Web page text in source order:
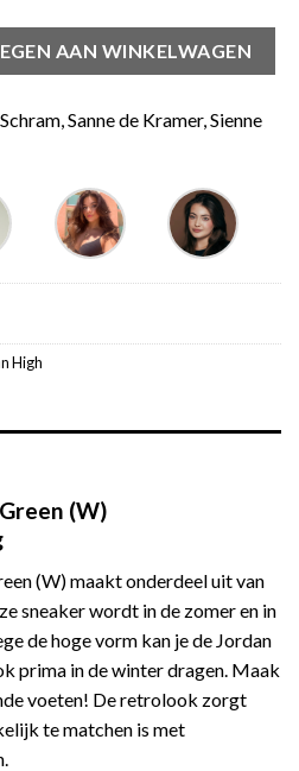
(W) aantalAAN WINKELWAGEN
Sanne de Kramer, Sienne
High
(W)
(W) maakt onderdeel uit van
sneaker wordt in de zomer en in
de hoge vorm kan je de Jordan
prima in de winter dragen. Maak
voeten! De retrolook zorgt
te matchen is met